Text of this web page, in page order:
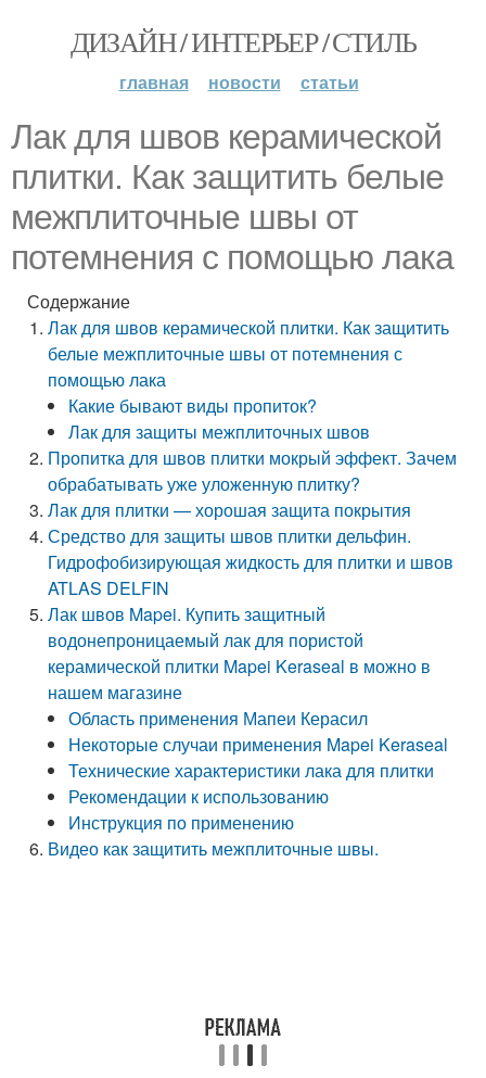
ДИЗАЙН / ИНТЕРЬЕР / СТИЛЬ
главная новости статьи
Лак для швов керамической
плитки. Как защитить белые
межплиточные швы от
потемнения с помощью лака
Содержание
Лак для швов керамической плитки. Как защитить
белые межплиточные швы от потемнения с
помощью лака
Какие бывают виды пропиток?
Лак для защиты межплиточных швов
Пропитка для швов плитки мокрый эффект. Зачем
обрабатывать уже уложенную плитку?
Лак для плитки — хорошая защита покрытия
Средство для защиты швов плитки дельфин.
Гидрофобизирующая жидкость для плитки и швов
ATLAS DELFIN
Лак швов Mapei. Купить защитный
водонепроницаемый лак для пористой
керамической плитки Mapei Keraseal в можно в
нашем магазине
Область применения Мапеи Керасил
Некоторые случаи применения Mapei Keraseal
Технические характеристики лака для плитки
Рекомендации к использованию
Инструкция по применению
Видео как защитить межплиточные швы.